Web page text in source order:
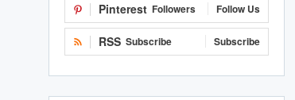
Pinterest Followers Follow Us
RSS Subscribe Subscribe